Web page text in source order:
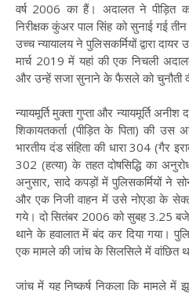
वर्ष 2006 का हैं। अदालत ने पीड़ित
निरीक्षक कुंअर पाल सिंह को सुनाई गई
उच्च न्यायालय ने पुलिसकर्मियों द्वारा
मार्च 2019 में यहां की एक निचली अदालत
और उन्हें सजा सुनाने के फैसले को चुनौती
न्यायमूर्ति मुक्ता गुप्ता और न्यायमूर्ति
शिकायतकर्ता (पीड़ित के पिता) की उस
भारतीय दंड संहिता की धारा 304 (गैर
302 (हत्या) के तहत दोषसिद्धि का
अनुसार, सादे कपड़ों में पुलिसकर्मियों ने
और एक निजी वाहन में उसे नोएडा के
गये। दो सितंबर 2006 को सुबह 3.25
थाने के हवालात में बंद कर दिया गया।
एक मामले की जांच के सिलसिले में वांछित
जांच में यह निष्कर्ष निकला कि मामले